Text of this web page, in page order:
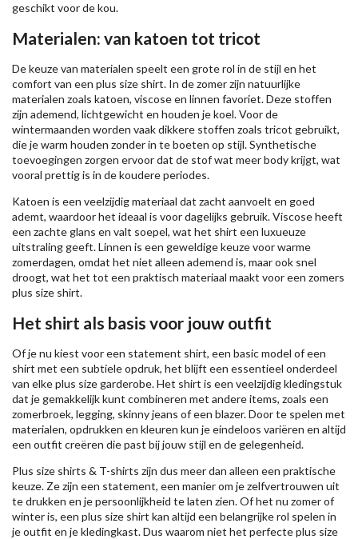
geschikt voor de kou.
Materialen: van katoen tot tricot
De keuze van materialen speelt een grote rol in de stijl en het
comfort van een plus size shirt. In de zomer zijn natuurlijke
materialen zoals katoen, viscose en linnen favoriet. Deze stoffen
zijn ademend, lichtgewicht en houden je koel. Voor de
wintermaanden worden vaak dikkere stoffen zoals tricot gebruikt,
die je warm houden zonder in te boeten op stijl. Synthetische
toevoegingen zorgen ervoor dat de stof wat meer body krijgt, wat
vooral prettig is in de koudere periodes.
Katoen is een veelzijdig materiaal dat zacht aanvoelt en goed
ademt, waardoor het ideaal is voor dagelijks gebruik. Viscose heeft
een zachte glans en valt soepel, wat het shirt een luxueuze
uitstraling geeft. Linnen is een geweldige keuze voor warme
zomerdagen, omdat het niet alleen ademend is, maar ook snel
droogt, wat het tot een praktisch materiaal maakt voor een zomers
plus size shirt.
Het shirt als basis voor jouw outfit
Of je nu kiest voor een statement shirt, een basic model of een
shirt met een subtiele opdruk, het blijft een essentieel onderdeel
van elke plus size garderobe. Het shirt is een veelzijdig kledingstuk
dat je gemakkelijk kunt combineren met andere items, zoals een
zomerbroek, legging, skinny jeans of een blazer. Door te spelen met
materialen, opdrukken en kleuren kun je eindeloos variëren en altijd
een outfit creëren die past bij jouw stijl en de gelegenheid.
Plus size shirts & T-shirts zijn dus meer dan alleen een praktische
keuze. Ze zijn een statement, een manier om je zelfvertrouwen uit
te drukken en je persoonlijkheid te laten zien. Of het nu zomer of
winter is, een plus size shirt kan altijd een belangrijke rol spelen in
je outfit en je kledingkast. Dus waarom niet het perfecte plus size